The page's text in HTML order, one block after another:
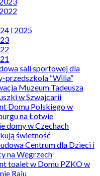
i 2025
sali sportowej dla
przedszkola “Wilia”
Muzeum Tadeusza
w Szwajcarii
Domu Polskiego w
na Łotwie
domy w Czechach
świetność
Centrum dla Dzieci i
na Węgrzech
toalet w Domu PZKO w
Raju